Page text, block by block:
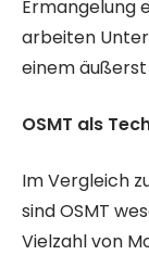
Ermangelung
arbeiten
einem
OSMT als
Im Vergleich
sind OSMT
Vielzahl von